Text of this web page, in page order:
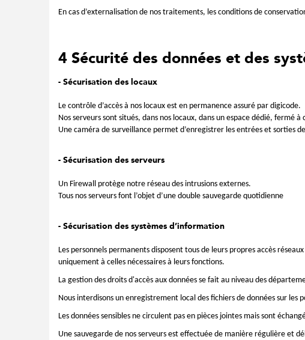
En cas d’externalisation de nos traitements, les conditions de
4 Sécurité des données et des
- Sécurisation des locaux
Le contrôle d’accès à nos locaux est en permanence assuré par digicode.
Nos serveurs sont situés, dans nos locaux, dans un espace dédié, fermé à
Une caméra de surveillance permet d’enregistrer les entrées et sorties
- Sécurisation des serveurs
Un Firewall protège notre réseau des intrusions externes.
Tous nos serveurs font l’objet d’une double sauvegarde quotidienne
- Sécurisation des systèmes d’information
Les personnels permanents disposent tous de leurs propres accès
uniquement à celles nécessaires à leurs fonctions.
La gestion des droits d'accès aux données se fait au niveau des
Nous interdisons un enregistrement local des fichiers de données sur les
Les données sensibles ne circulent pas en pièces jointes mais sont
Une sauvegarde de nos serveurs est effectuée de manière régulière et